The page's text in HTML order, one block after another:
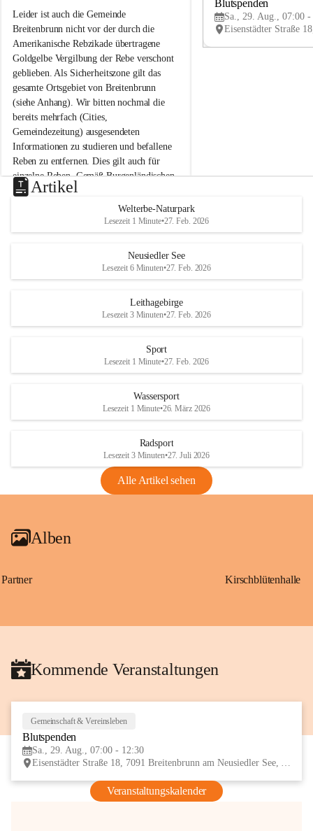
i
t
e
n
b
r
u
n
n
a
m
N
e
u
s
d
S
Leider ist auch die Gemeinde
Breitenbrunn nicht vor der durch die
Amerikanische Rebzikade übertragene
Goldgelbe Vergilbung der Rebe verschont
geblieben. Als Sicherheitszone gilt das
gesamte Ortsgebiet von Breitenbrunn
(siehe Anhang). Wir bitten nochmal die
bereits mehrfach (Cities,
Gemeindezeitung) ausgesendeten
Informationen zu studieren und befallene
Reben zu entfernen. Dies gilt auch für
einzelne Reben. Gemäß Burgenländischen
Weinbaugesetz sind nicht gepflegte oder
unzulässige Weingärten zu roden! Bitte
helfen wir zusammen um unsere Winzer
vor den prognostizierten Ernteausfällen
und den daraus folgenden wirtschaftlichen
Maßnahmen zur Bekämpfung
Rebe und der Amerikanischen
Anhang VBl. EU Nr. 18
1 Seite•1,4 MB
VBl. EU Nr. 18_2026
e
u
e
d
r
S
Blutspenden
Sa., 29. Aug., 07:00 -
Artikel
Welterbe-Naturpark
Lesezeit 1 Minute•27. Feb. 2026
Neusiedler See
Lesezeit 6 Minuten•27. Feb. 2026
Leithagebirge
Lesezeit 3 Minuten•27. Feb. 2026
Sport
Lesezeit 1 Minute•27. Feb. 2026
Wassersport
Lesezeit 1 Minute•26. März 2026
Radsport
Lesezeit 3 Minuten•27. Juli 2026
Alle Artikel sehen
Alben
Partner Kirschblütenhalle
Kommende Veranstaltungen
Gemeinschaft & Vereinsleben
Blutspenden
Sa., 29. Aug., 07:00 - 12:30
Eisenstädter Straße 18, 7091 Breitenbrunn am Neusiedler See, AUT
Veranstaltungskalender